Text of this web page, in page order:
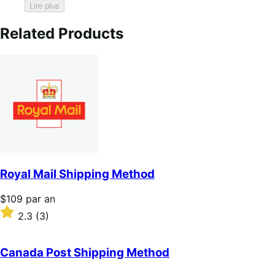
Lire plus
Related Products
Royal Mail Shipping Method
Prix
$109
par
$109 par an
Noté
2.3
5 étoiles
2.3 (3)
Canada Post Shipping Method